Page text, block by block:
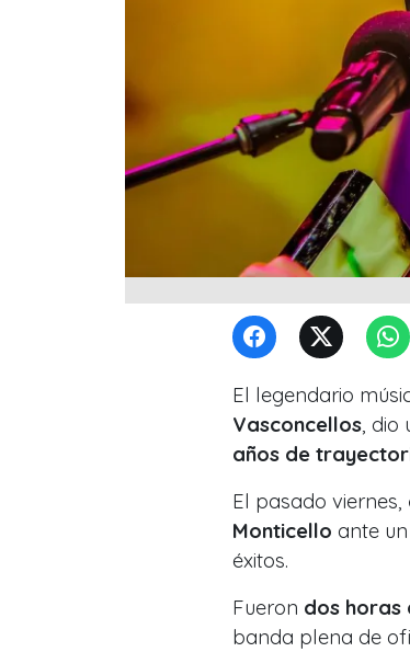
El legendario
Vasconcellos ,
años de
El pasado viernes,
Monticello ante
éxitos.
Fueron dos horas
banda plena de